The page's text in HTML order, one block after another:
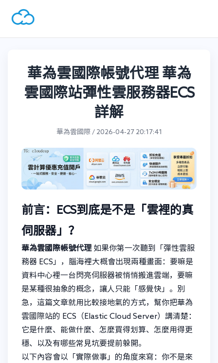
華為雲國際帳號代理 華為
雲國際站彈性雲服務器ECS
詳解
華為雲國際 / 2026-04-27 20:17:41
前言：ECS到底是不是「雲裡的真
伺服器」？
華為雲國際帳號代理 如果你第一次聽到「彈性雲服
務器 ECS」，腦海裡大概會出現兩種畫面：要嘛是
資料中心裡一台閃亮伺服器被悄悄搬進雲端，要嘛
是某種很抽象的概念，讓人只能「感覺快」。別
急，這篇文章就用比較接地氣的方式，幫你把華為
雲國際站的 ECS（Elastic Cloud Server）講清楚：
它是什麼、能做什麼、怎麼買得划算、怎麼用得更
穩、以及有哪些常見坑要提前躲開。
以下內容會以「實際做事」的角度來寫：你不是來